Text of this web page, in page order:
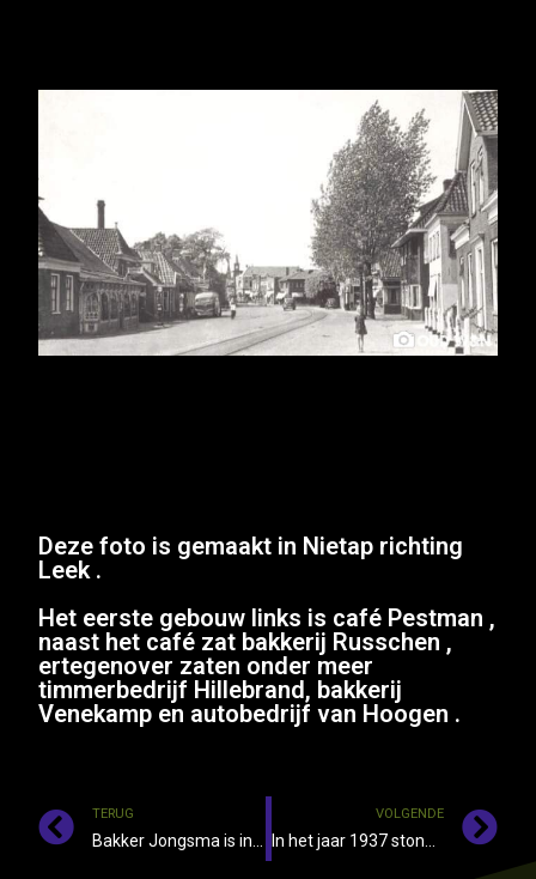
Deze foto is gemaakt in Nietap richting
Leek .
Het eerste gebouw links is café Pestman ,
naast het café zat bakkerij Russchen ,
ertegenover zaten onder meer
timmerbedrijf Hillebrand, bakkerij
Venekamp en autobedrijf van Hoogen .
TERUG VOLGENDE